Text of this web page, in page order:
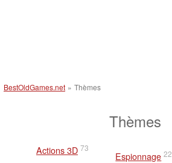
BestOldGames.net » Thèmes
Thèmes
Actions 3D 73
Espionnage 22